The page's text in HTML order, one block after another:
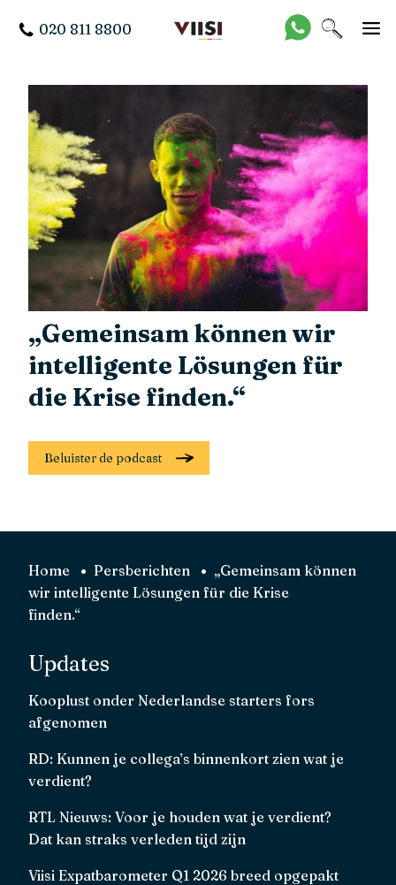
020 811 8800
„Gemeinsam können wir
intelligente Lösungen für
die Krise finden.“
Beluister de podcast
Home Persberichten
„Gemeinsam können
wir intelligente Lösungen für die Krise
finden.“
Updates
Kooplust onder Nederlandse starters fors
afgenomen
RD: Kunnen je collega’s binnenkort zien wat je
verdient?
RTL Nieuws: Voor je houden wat je verdient?
Dat kan straks verleden tijd zijn
Viisi Expatbarometer Q1 2026 breed opgepakt